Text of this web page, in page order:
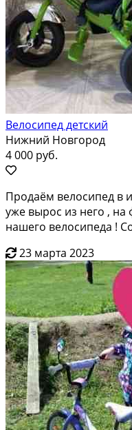
Велосипед детский
Нижний Новгород
4 000 руб.
Продаём велосипед в
уже вырос из него , на
нашего велосипеда !
23 марта 2023